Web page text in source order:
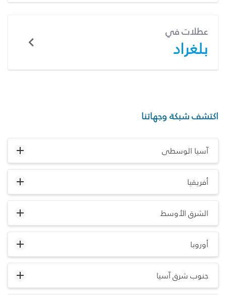
عطلات في
بلغراد
اكتشف شبكة وجهاتنا
آسيا الوسطى
أفريقيا
الشرق الأوسط
أوروبا
جنوب شرق آسيا